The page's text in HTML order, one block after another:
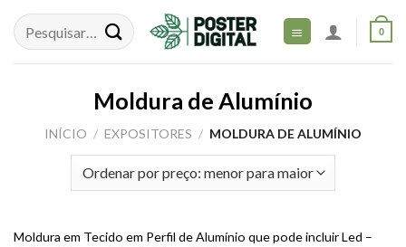
content
0
Moldura de Alumínio
INÍCIO / EXPOSITORES / MOLDURA DE ALUMÍNIO
Moldura em Tecido em Perfil de Alumínio que pode incluir Led –